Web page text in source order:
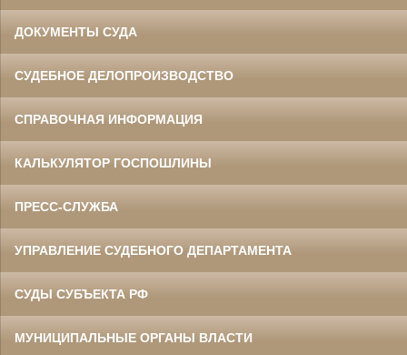
ДОКУМЕНТЫ СУДА
СУДЕБНОЕ ДЕЛОПРОИЗВОДСТВО
СПРАВОЧНАЯ ИНФОРМАЦИЯ
КАЛЬКУЛЯТОР ГОСПОШЛИНЫ
ПРЕСС-СЛУЖБА
УПРАВЛЕНИЕ СУДЕБНОГО ДЕПАРТАМЕНТА
СУДЫ СУБЪЕКТА РФ
МУНИЦИПАЛЬНЫЕ ОРГАНЫ ВЛАСТИ